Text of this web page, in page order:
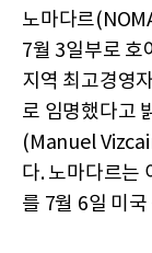
노마다르
7월 3일부로
지역 최고경영
로 임명했다고
(Manuel
다. 노마다르는
를 7월 6일 미